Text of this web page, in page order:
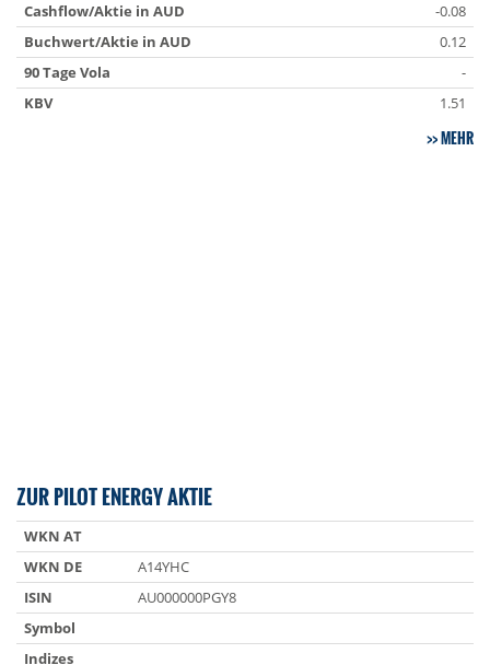
Cashflow/Aktie in AUD
-0.08
Buchwert/Aktie in AUD
0.12
90 Tage Vola
-
KBV
1.51
MEHR
ZUR PILOT ENERGY AKTIE
WKN AT
WKN DE
A14YHC
ISIN
AU000000PGY8
Symbol
Indizes